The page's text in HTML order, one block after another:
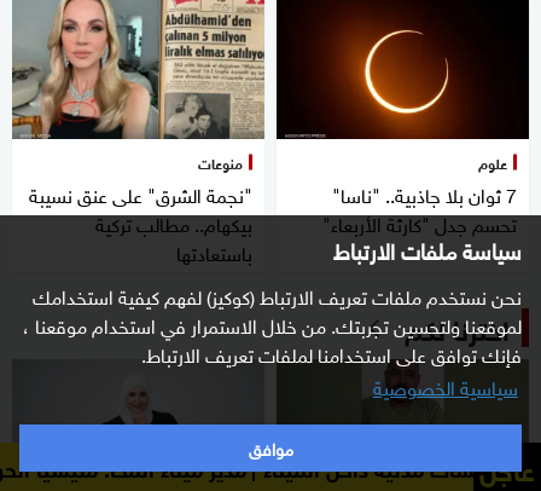
سياسة ملفات الارتباط
نحن نستخدم ملفات تعريف الارتباط (كوكيز) لفهم كيفية استخدامك
لموقعنا ولتحسين تجربتك. من خلال الاستمرار في استخدام موقعنا ،
فإنك توافق على استخدامنا لملفات تعريف الارتباط.
سياسية الخصوصية
موافق
علوم
7 ثوان بلا جاذبية.. "ناسا"
تحسم جدل "كارثة الأربعاء"
منوعات
"نجمة الشرق" على عنق نسيبة
بيكهام.. مطالب تركية
باستعادتها
اخترنا لكم
عاجل
داخل الميناء مدير ميناء المخا: مليشيا الحوثي استهدفت